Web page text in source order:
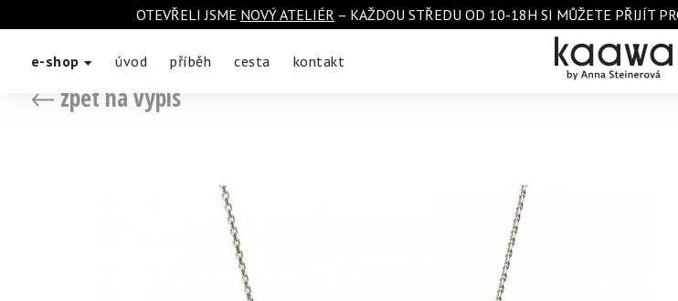
OTEVŘELI JSME NOVÝ ATELIÉR – KAŽDOU STŘEDU OD 10-18H SI MŮŽETE PŘIJÍT
e-shop úvod příběh cesta kontakt
zpět na výpis